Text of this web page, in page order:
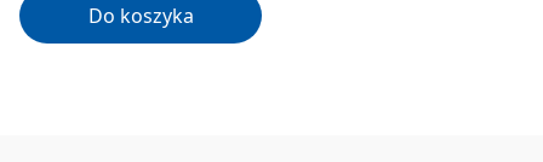
Do koszyka